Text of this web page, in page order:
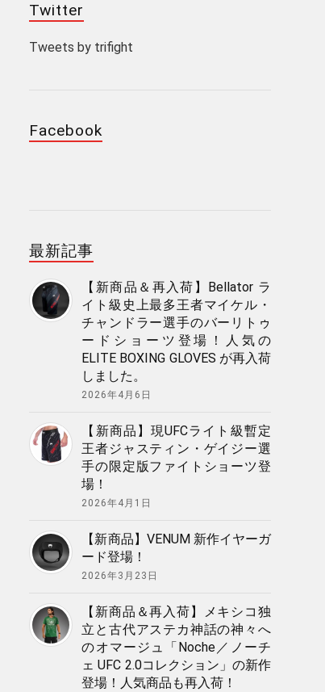
Twitter
Tweets by trifight
Facebook
最新記事
【新商品＆再入荷】Bellator ラ
イト級史上最多王者マイケル・
チャンドラー選手のバーリトゥ
ードショーツ登場！人気の
ELITE BOXING GLOVES が再入荷
しました。
2026年4月6日
【新商品】現UFCライト級暫定
王者ジャスティン・ゲイジー選
手の限定版ファイトショーツ登
場！
2026年4月1日
【新商品】VENUM 新作イヤーガ
ード登場！
2026年3月23日
【新商品＆再入荷】メキシコ独
立と古代アステカ神話の神々へ
のオマージュ「Noche／ノーチ
ェ UFC 2.0コレクション」の新作
登場！人気商品も再入荷！